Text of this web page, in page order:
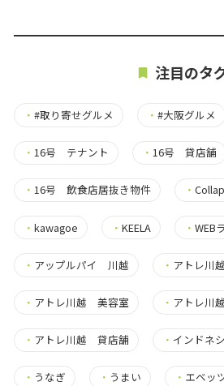
注目のタ
・ #取り寄せグルメ ・#大阪グルメ
・ 16号 テナント ・16号 貸店舗
・ 16号 飲食店居抜き物件 ・
・ kawagoe ・KEELA ・WEB
・ アップルパイ 川越 ・ アトレ川
・ アトレ川越 美容室 ・ アトレ川
・ アトレ川越 貸店舗 ・ インドネ
・ うなぎ ・ うまい ・ エベッ